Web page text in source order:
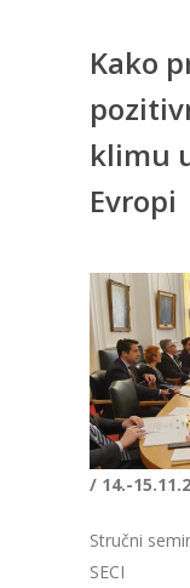
Kako
klimu
Evropi
/ 14.-
Stručni
SECI